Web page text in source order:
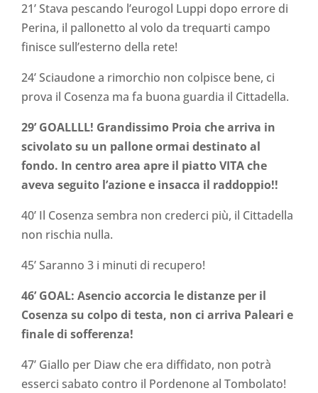
21’ Stava pescando l’eurogol Luppi dopo errore di
Perina, il pallonetto al volo da trequarti campo
finisce sull’esterno della rete!
24’ Sciaudone a rimorchio non colpisce bene, ci
prova il Cosenza ma fa buona guardia il Cittadella.
29’ GOALLLL! Grandissimo Proia che arriva in
scivolato su un pallone ormai destinato al
fondo. In centro area apre il piatto VITA che
aveva seguito l’azione e insacca il raddoppio!!
40’ Il Cosenza sembra non crederci più, il Cittadella
non rischia nulla.
45’ Saranno 3 i minuti di recupero!
46’ GOAL: Asencio accorcia le distanze per il
Cosenza su colpo di testa, non ci arriva Paleari e
finale di sofferenza!
47’ Giallo per Diaw che era diffidato, non potrà
esserci sabato contro il Pordenone al Tombolato!